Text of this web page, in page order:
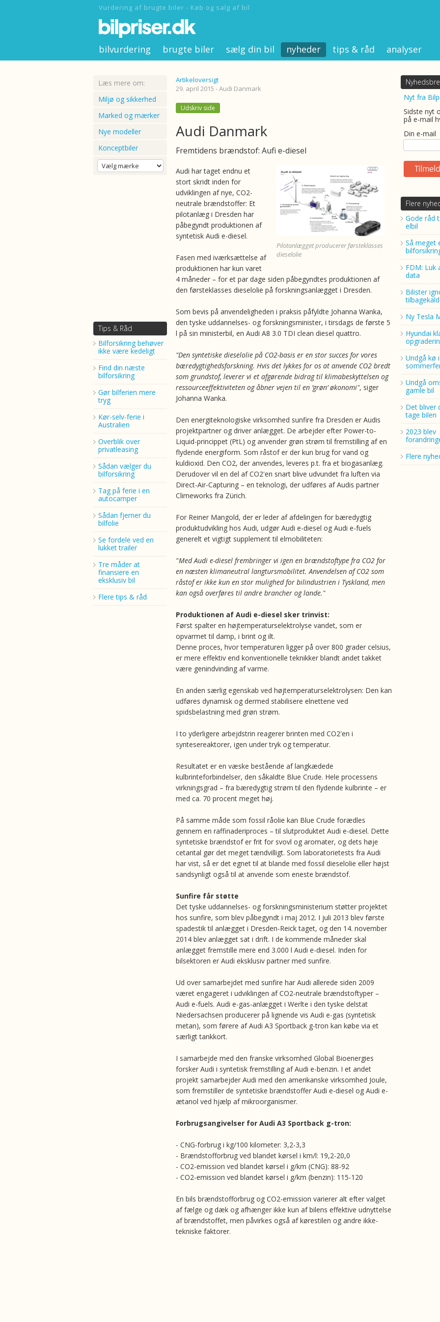
Vurdering af brugte biler - Køb og salg af bil
bilvurdering brugte biler sælg din bil nyheder tips & råd analyser
Læs mere om:
Miljø og sikkerhed
Marked og mærker
Nye modeller
Konceptbiler
Tips & Råd
Bilforsikring behøver
ikke være kedeligt
Find din næste
bilforsikring
Gør bilferien mere
tryg
Kør-selv-ferie i
Australien
Overblik over
privatleasing
Sådan vælger du
bilforsikring
Tag på ferie i en
autocamper
Sådan fjerner du
bilfolie
Se fordele ved en
lukket trailer
Tre måder at
finansiere en
eksklusiv bil
Flere tips & råd
Artikeloversigt
29. april 2015 - Audi Danmark
Udskriv side
Audi Danmark
Fremtidens brændstof: Aufi e-diesel
Pilotanlægget producerer førsteklasses
dieselolie
Audi har taget endnu et
stort skridt inden for
udviklingen af nye, CO2-
neutrale brændstoffer: Et
pilotanlæg i Dresden har
påbegyndt produktionen af
syntetisk Audi e-diesel.
Fasen med iværksættelse af
produktionen har kun varet
4 måneder – for et par dage siden påbegyndtes produktionen af
den førsteklasses dieselolie på forskningsanlægget i Dresden.
Som bevis på anvendeligheden i praksis påfyldte Johanna Wanka,
den tyske uddannelses- og forskningsminister, i tirsdags de første 5
l på sin ministerbil, en Audi A8 3.0 TDI clean diesel quattro.
"Den syntetiske dieselolie på CO2-basis er en stor succes for vores
bæredygtighedsforskning. Hvis det lykkes for os at anvende CO2 bredt
som grundstof, leverer vi et afgørende bidrag til klimabeskyttelsen og
ressourceeffektiviteten og åbner vejen til en ’grøn’ økonomi", siger
Johanna Wanka.
Den energiteknologiske virksomhed sunfire fra Dresden er Audis
projektpartner og driver anlægget. De arbejder efter Power-to-
Liquid-princippet (PtL) og anvender grøn strøm til fremstilling af en
flydende energiform. Som råstof er der kun brug for vand og
kuldioxid. Den CO2, der anvendes, leveres p.t. fra et biogasanlæg.
Derudover vil en del af CO2'en snart blive udvundet fra luften via
Direct-Air-Capturing – en teknologi, der udføres af Audis partner
Climeworks fra Zürich.
For Reiner Mangold, der er leder af afdelingen for bæredygtig
produktudvikling hos Audi, udgør Audi e-diesel og Audi e-fuels
generelt et vigtigt supplement til elmobiliteten:
"Med Audi e-diesel frembringer vi igen en brændstoftype fra CO2 for
en næsten klimaneutral langtursmobilitet. Anvendelsen af CO2 som
råstof er ikke kun en stor mulighed for bilindustrien i Tyskland, men
kan også overføres til andre brancher og lande."
Produktionen af Audi e-diesel sker trinvist:
Først spalter en højtemperaturselektrolyse vandet, som er
opvarmet til damp, i brint og ilt.
Denne proces, hvor temperaturen ligger på over 800 grader celsius,
er mere effektiv end konventionelle teknikker blandt andet takket
være genindvinding af varme.
En anden særlig egenskab ved højtemperaturselektrolysen: Den kan
udføres dynamisk og dermed stabilisere elnettene ved
spidsbelastning med grøn strøm.
I to yderligere arbejdstrin reagerer brinten med CO2'en i
syntesereaktorer, igen under tryk og temperatur.
Resultatet er en væske bestående af langkædede
kulbrinteforbindelser, den såkaldte Blue Crude. Hele processens
virkningsgrad – fra bæredygtig strøm til den flydende kulbrinte – er
med ca. 70 procent meget høj.
På samme måde som fossil råolie kan Blue Crude forædles
gennem en raffinaderiproces – til slutproduktet Audi e-diesel. Dette
syntetiske brændstof er frit for svovl og aromater, og dets høje
cetantal gør det meget tændvilligt. Som laboratorietests fra Audi
har vist, så er det egnet til at blande med fossil dieselolie eller højst
sandsynligt også til at anvende som eneste brændstof.
Sunfire får støtte
Det tyske uddannelses- og forskningsministerium støtter projektet
hos sunfire, som blev påbegyndt i maj 2012. I juli 2013 blev første
spadestik til anlægget i Dresden-Reick taget, og den 14. november
2014 blev anlægget sat i drift. I de kommende måneder skal
anlægget fremstille mere end 3.000 l Audi e-diesel. Inden for
bilsektoren er Audi eksklusiv partner med sunfire.
Ud over samarbejdet med sunfire har Audi allerede siden 2009
været engageret i udviklingen af CO2-neutrale brændstoftyper –
Audi e-fuels. Audi e-gas-anlægget i Werlte i den tyske delstat
Niedersachsen producerer på lignende vis Audi e-gas (syntetisk
metan), som førere af Audi A3 Sportback g-tron kan købe via et
særligt tankkort.
I samarbejde med den franske virksomhed Global Bioenergies
forsker Audi i syntetisk fremstilling af Audi e-benzin. I et andet
projekt samarbejder Audi med den amerikanske virksomhed Joule,
som fremstiller de syntetiske brændstoffer Audi e-diesel og Audi e-
ætanol ved hjælp af mikroorganismer.
Forbrugsangivelser for Audi A3 Sportback g-tron:
- CNG-forbrug i kg/100 kilometer: 3,2-3,3
- Brændstofforbrug ved blandet kørsel i km/l: 19,2-20,0
- CO2-emission ved blandet kørsel i g/km (CNG): 88-92
- CO2-emission ved blandet kørsel i g/km (benzin): 115-120
En bils brændstofforbrug og CO2-emission varierer alt efter valget
af fælge og dæk og afhænger ikke kun af bilens effektive udnyttelse
af brændstoffet, men påvirkes også af kørestilen og andre ikke-
tekniske faktorer.
Nyt fra
Sidste nyt
på e-mail
Din e-mail
Flere
Gode råd
elbil
Så meget
FDM: Luk
data
Bilister
Ny Tesla
Hyundai
Undgå kø i
Undgå
gamle bil
Det bliver
tage bilen
2023 blev
Flere